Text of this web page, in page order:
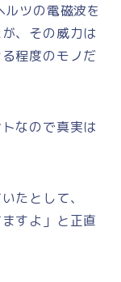
ツの電磁波を
、その威力は
程度のモノだ
なので真実は
たとして、
すよ」と正直